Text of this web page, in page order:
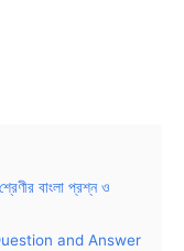
বাংলা প্রশ্ন ও
and Answer